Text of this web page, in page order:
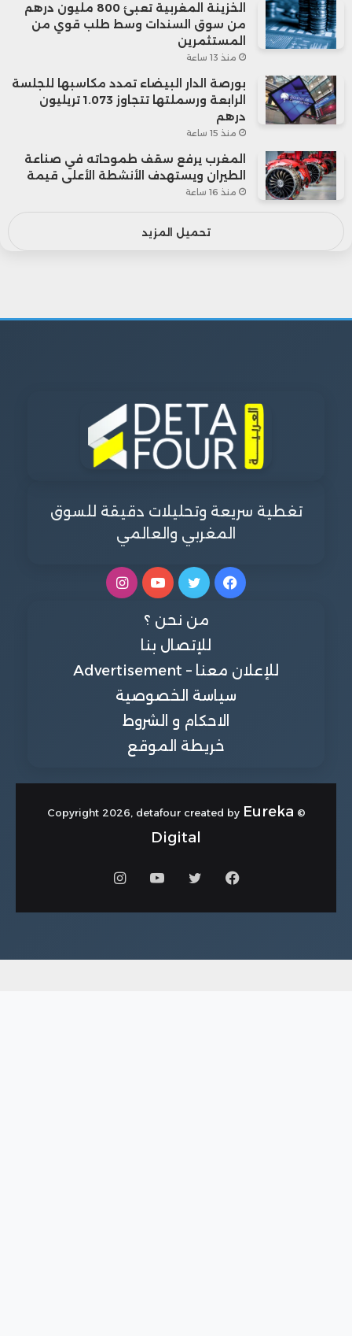
الخزينة المغربية تعبئ 800 مليون درهم
من سوق السندات وسط طلب قوي من
المستثمرين
منذ 13 ساعة
بورصة الدار البيضاء تمدد مكاسبها للجلسة
الرابعة ورسملتها تتجاوز 1.073 تريليون
درهم
منذ 15 ساعة
المغرب يرفع سقف طموحاته في صناعة
الطيران ويستهدف الأنشطة الأعلى قيمة
منذ 16 ساعة
تحميل المزيد
تغطية سريعة وتحليلات دقيقة للسوق
المغربي والعالمي
فيسبوكتويتر يوتيوبانستقرام
من نحن ؟
للإتصال بنا
للإعلان معنا – Advertisement
سياسة الخصوصية
الاحكام و الشروط
خريطة الموقع
© Copyright 2026, detafour created by
Eureka
Digital
فيسبوكتويتر يوتيوبانستقرام